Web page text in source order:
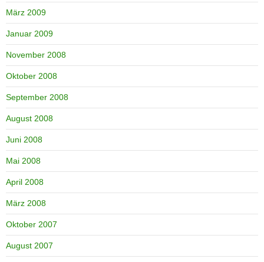
März 2009
Januar 2009
November 2008
Oktober 2008
September 2008
August 2008
Juni 2008
Mai 2008
April 2008
März 2008
Oktober 2007
August 2007